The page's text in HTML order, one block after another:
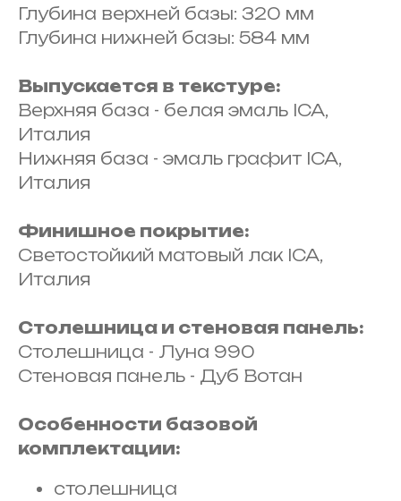
Глубина верхней базы: 320 мм
Глубина нижней базы: 584 мм
Выпускается в текстуре:
Верхняя база - белая эмаль ICA,
Италия
Нижняя база - эмаль графит ICA,
Италия
Финишное покрытие:
Светостойкий матовый лак ICA,
Италия
Столешница и стеновая панель:
Столешница - Луна 990
Стеновая панель - Дуб Вотан
Особенности базовой
комплектации:
столешница